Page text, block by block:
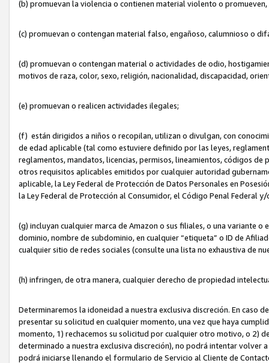
(b) promuevan la violencia o contienen material violento o
(c) promuevan o contengan material falso, engañoso, calumnioso o
(d) promuevan o contengan material o actividades de odio,
motivos de raza, color, sexo, religión, nacionalidad, discapacidad,
(e) promuevan o realicen actividades ilegales;
(f) están dirigidos a niños o recopilan, utilizan o divulgan, con
de edad aplicable (tal como estuviere definido por las leyes,
reglamentos, mandatos, licencias, permisos, lineamientos, códigos
otros requisitos aplicables emitidos por cualquier autoridad
aplicable, la Ley Federal de Protección de Datos Personales en
la Ley Federal de Protección al Consumidor, el Código Penal Federal
(g) incluyan cualquier marca de Amazon o sus filiales, o una variante
dominio, nombre de subdominio, en cualquier “etiqueta” o ID de
cualquier sitio de redes sociales (consulte una lista no exhaustiva de
(h) infringen, de otra manera, cualquier derecho de propiedad
Determinaremos la idoneidad a nuestra exclusiva discreción. En caso
presentar su solicitud en cualquier momento, una vez que haya
momento, 1) rechacemos su solicitud por cualquier otro motivo, o 2)
determinado a nuestra exclusiva discreción), no podrá intentar volver
podrá iniciarse llenando el formulario de Servicio al Cliente de